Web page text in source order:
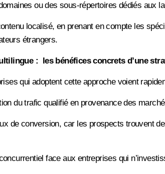
ou des sous-répertoires dédiés aux
localisé, en prenant en compte les
étrangers.
: les bénéfices concrets d’une
qui adoptent cette approche voient
du trafic qualifié en provenance des
de conversion, car les prospects trouvent
face aux entreprises qui